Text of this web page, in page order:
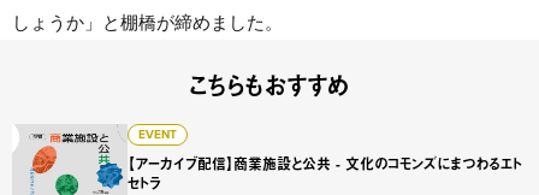
しょうか」と棚橋が締めました。
こちらもおすすめ
EVENT
【アーカイブ配信】商業施設と公共 - 文化のコモンズにまつわるエト
セトラ
【アーカイブ配信】商業施設と公共 - 文化のコモンズにまつ